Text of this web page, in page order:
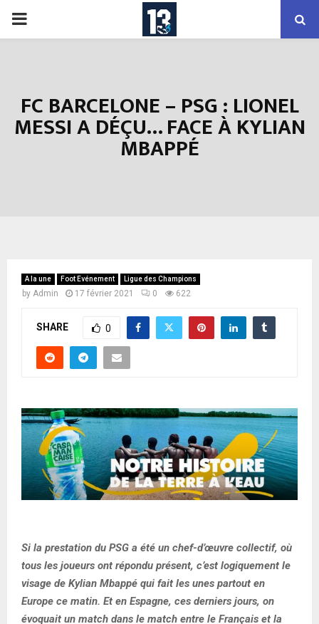
PRIMARY
FC BARCELONE – PSG : LIONEL
MESSI A DÉÇU… FACE À KYLIAN
MBAPPÉ
A la une Foot Evénement Ligue des Champions
by Admin 17 février 2021 0 622
SHARE 0
Si la prestation du PSG a été un chef-d’œuvre collectif, où
tous les joueurs ont répondu présent, c’est logiquement le
visage de Kylian Mbappé qui fait les unes partout en
Europe ce matin. Et en Espagne, ces derniers jours, on
évoquait un match dans le match entre le Français et la